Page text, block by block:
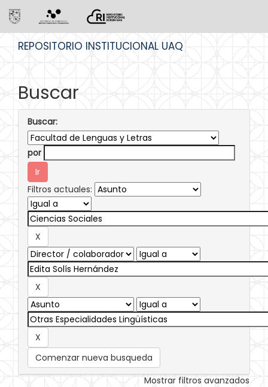
REPOSITORIO INSTITUCIONAL UAQ
Buscar
Buscar:
por
Filtros actuales:
Comenzar nueva busqueda
Mostrar filtros avanzados